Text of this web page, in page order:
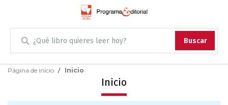
Buscar
Administración
Antropología
Skip
Página de inicio Inicio
Inicio